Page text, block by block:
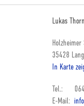
Lukas Thorn
35428
In Karte
Tel.:
E-Mail: